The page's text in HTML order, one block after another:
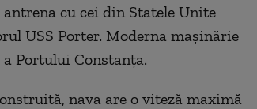
cu cei din Statele Unite
USS Porter. Moderna maşinărie
Portului Constanţa.
nava are o viteză maximă